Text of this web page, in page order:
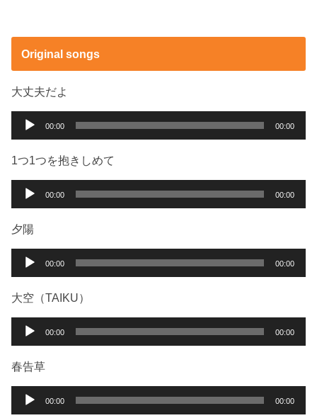
Original songs
大丈夫だよ
プ
ー
00:00 00:00
1つ1つを抱きしめて
プ
レ
ー
00:00 00:00
夕陽
プ
レ
ー
00:00 00:00
大空（TAIKU）
プ
レ
00:00 00:00
春告草
00:00 00:00